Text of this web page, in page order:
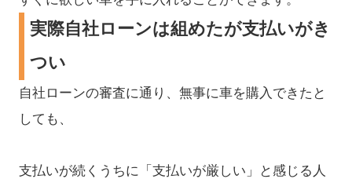
実際自社ローンは組めたが支払いがき
つい
自社ローンの審査に通り、無事に車を購入できたと
しても、
支払いが続くうちに「支払いが厳しい」と感じる人